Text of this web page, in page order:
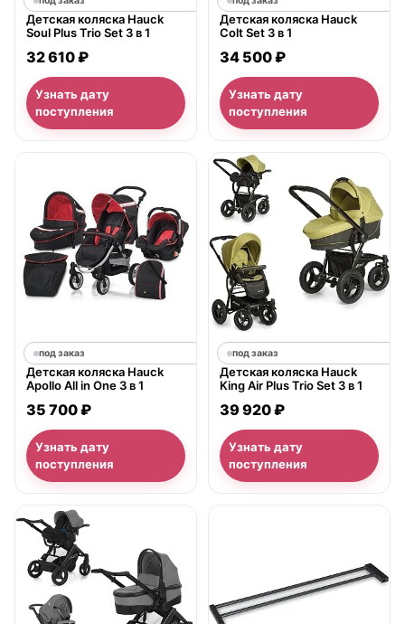
Детская коляска Hauck
Soul Plus Trio Set 3 в 1
32 610 ₽
Узнать дату
поступления
Детская коляска Hauck
Colt Set 3 в 1
34 500 ₽
Узнать дату
поступления
под заказ
Детская коляска Hauck
Apollo All in One 3 в 1
35 700 ₽
Узнать дату
поступления
под заказ
Детская коляска Hauck
King Air Plus Trio Set 3 в 1
39 920 ₽
Узнать дату
поступления